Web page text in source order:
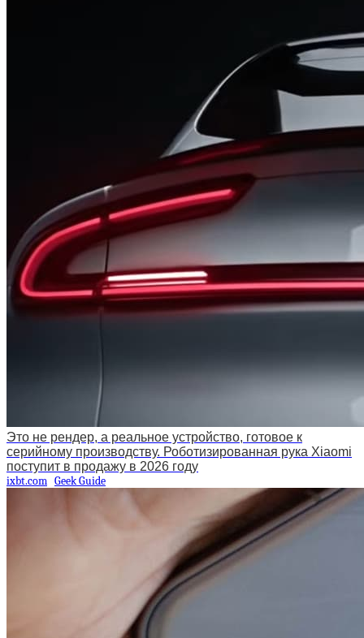
Это не рендер, а реальное устройство, готовое к
серийному производству. Роботизированная рука Xiaomi
поступит в продажу в 2026 году
ixbt.com Geek Guide